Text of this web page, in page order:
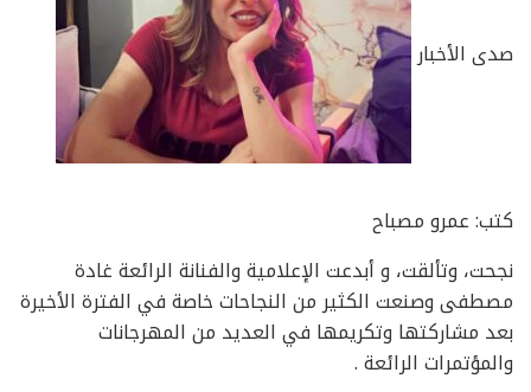
صدى الأخبار
كتب: عمرو مصباح
نجحت، وتألقت، و أبدعت الإعلامية والفنانة الرائعة غادة
مصطفى وصنعت الكثير من النجاحات خاصة في الفترة الأخيرة
بعد مشاركتها وتكريمها في العديد من المهرجانات
والمؤتمرات الرائعة .